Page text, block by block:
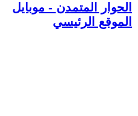
الحوار المتمدن - موبايل
الموقع الرئيسي